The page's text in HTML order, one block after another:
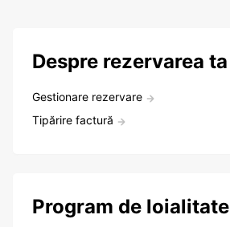
Despre rezervarea ta
Gestionare rezervare
Tipărire factură
Program de loialitate